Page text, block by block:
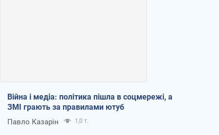
Війна і медіа: політика пішла в соцмережі, а
ЗМІ грають за правилами ютуб
Павло Казарін 1,0 т.